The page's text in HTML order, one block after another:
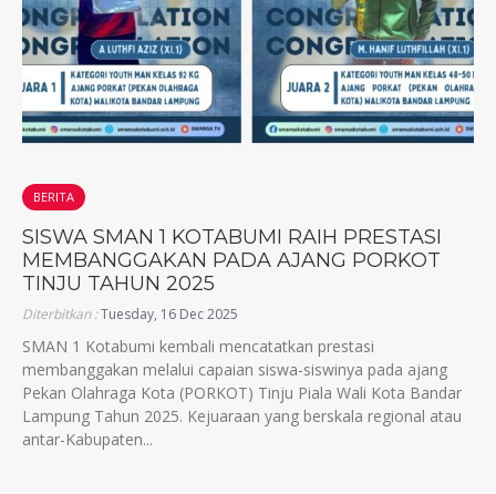
BERITA
SISWA SMAN 1 KOTABUMI RAIH PRESTASI
MEMBANGGAKAN PADA AJANG PORKOT
TINJU TAHUN 2025
Diterbitkan :Tuesday, 16 Dec 2025
SMAN 1 Kotabumi kembali mencatatkan prestasi
membanggakan melalui capaian siswa-siswinya pada ajang
Pekan Olahraga Kota (PORKOT) Tinju Piala Wali Kota Bandar
Lampung Tahun 2025. Kejuaraan yang berskala regional atau
antar-Kabupaten...